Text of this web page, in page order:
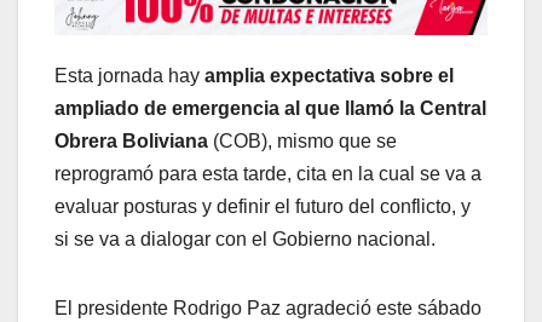
Esta jornada hay amplia expectativa sobre el
ampliado de emergencia al que llamó la Central
Obrera Boliviana (COB), mismo que se
reprogramó para esta tarde, cita en la cual se va a
evaluar posturas y definir el futuro del conflicto, y
si se va a dialogar con el Gobierno nacional.
El presidente Rodrigo Paz agradeció este sábado